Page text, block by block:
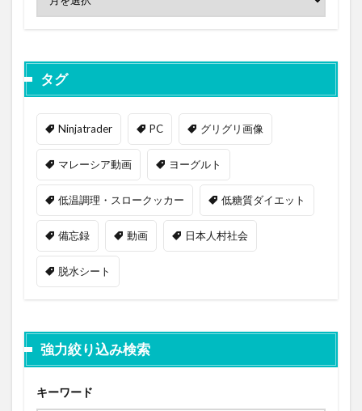
タグ
Ninjatrader PC グリグリ画像
マレーシア動画 ヨーグルト
低温調理・スロークッカー 低糖質ダイエット
備忘録 動画 日本人村社会
脱水シート
強力絞り込み検索
キーワード